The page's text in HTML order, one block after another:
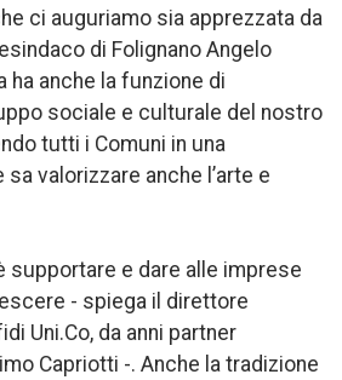
ci auguriamo sia apprezzata da
di Folignano Angelo
ha anche la funzione di
sociale e culturale del nostro
tutti i Comuni in una
valorizzare anche l’arte e
supportare e dare alle imprese
- spiega il direttore
Uni.Co, da anni partner
Capriotti -. Anche la tradizione